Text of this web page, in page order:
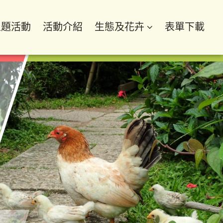
活動 活動介紹 生態及花卉 表單下載